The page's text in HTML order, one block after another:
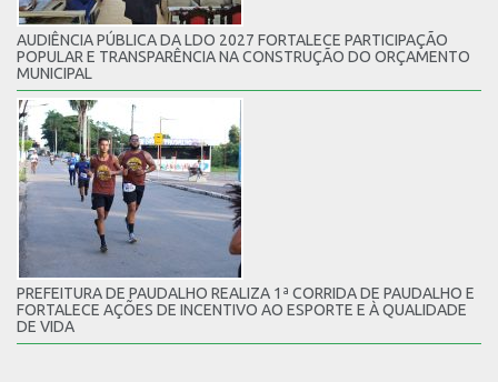
AUDIÊNCIA PÚBLICA DA LDO 2027 FORTALECE PARTICIPAÇÃO
POPULAR E TRANSPARÊNCIA NA CONSTRUÇÃO DO ORÇAMENTO
MUNICIPAL
PREFEITURA DE PAUDALHO REALIZA 1ª CORRIDA DE PAUDALHO E
FORTALECE AÇÕES DE INCENTIVO AO ESPORTE E À QUALIDADE
DE VIDA